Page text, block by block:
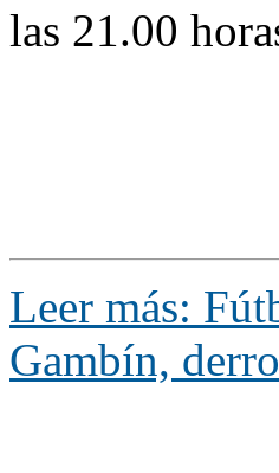
las 21.00
Leer más:
Gambín,